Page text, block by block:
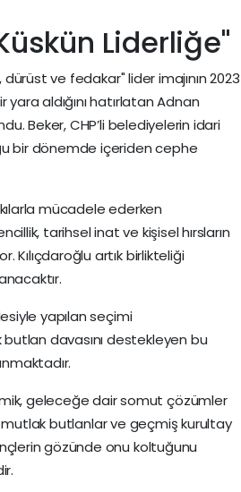
Liderliğe"
ve fedakar" lider imajının 2023
aldığını hatırlatan Adnan
Beker, CHP’li belediyelerin idari
bir dönemde içeriden cephe
mücadele ederken
tarihsel inat ve kişisel hırsların
Kılıçdaroğlu artık birlikteliği
yapılan seçimi
davasını destekleyen bu
geleceğe dair somut çözümler
mutlak butlanlar ve geçmiş kurultay
gözünde onu koltuğunu